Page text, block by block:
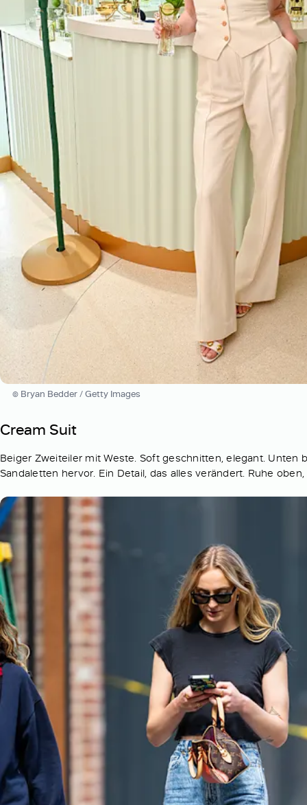
© Bryan Bedder / Getty Images
Cream Suit
Beiger Zweiteiler mit Weste. Soft geschnitten, elegant. Unten
Sandaletten hervor. Ein Detail, das alles verändert. Ruhe